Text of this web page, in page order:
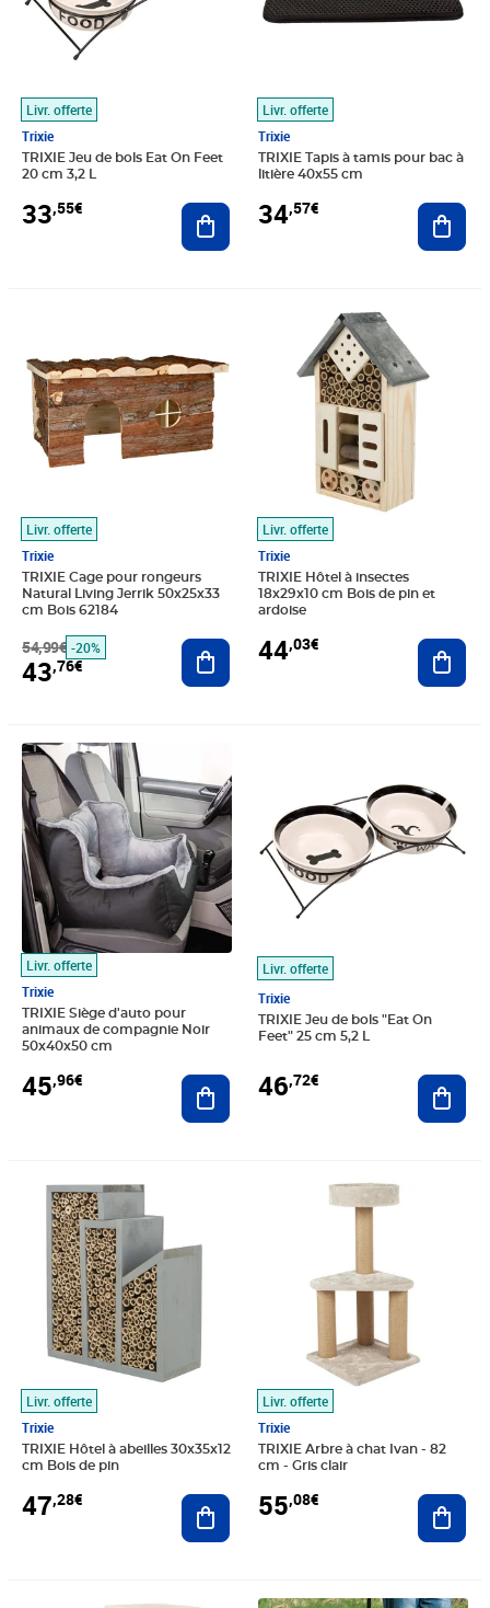
Livr. offerte
Trixie
TRIXIE Jeu de bols Eat On Feet
20 cm 3,2 L
33,55€ Ajouter au panier
Livr. offerte
Trixie
TRIXIE Tapis à tamis pour bac à
litière 40x55 cm
34,57€
Livr. offerte
Trixie
TRIXIE Cage pour rongeurs
Natural Living Jerrik 50x25x33
cm Bois 62184
54,99€ -20%
43,76€
Ajouter au panier
Livr. offerte
Trixie
TRIXIE Hôtel à insectes
18x29x10 cm Bois de pin et
ardoise
44,03€
Livr. offerte
Trixie
TRIXIE Siège d'auto pour
animaux de compagnie Noir
50x40x50 cm
45,96€
Prix 45,96€
Ajouter au panier
Livr. offerte
Trixie
TRIXIE Jeu de bols "Eat On
Feet" 25 cm 5,2 L
46,72€
Livr. offerte
Trixie
TRIXIE Hôtel à abeilles 30x35x12
cm Bois de pin
47,28€
Prix 47,28€
Ajouter au panier
Livr. offerte
Trixie
TRIXIE Arbre à chat Ivan - 82
cm - Gris clair
55,08€
Prix 55,08€